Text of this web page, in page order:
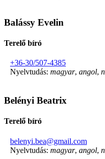
Balássy Evelin
Terelő bíró
+36-30/507-4385
Nyelvtudás: magyar, angol,
Belényi Beatrix
Terelő bíró
belenyi.bea@gmail.com
Nyelvtudás: magyar, angol,